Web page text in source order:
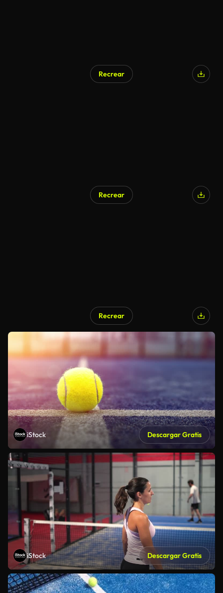
Recrear
Recrear
Recrear
iStock Descargar Gratis
iStock Descargar Gratis